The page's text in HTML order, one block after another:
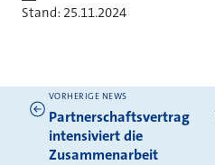
Stand: 25.11.2024
Weitere News
VORHERIGE NEWS
Partnerschaftsvertrag
intensiviert die
Zusammenarbeit